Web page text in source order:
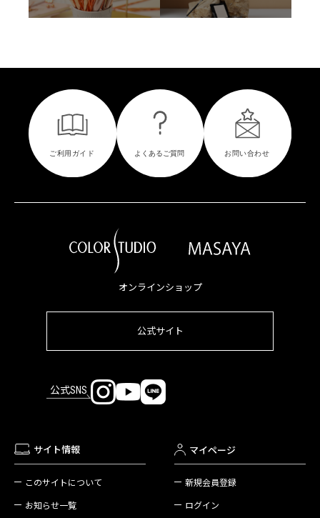
オンラインショップ
公式サイト
公式SNS
サイト情報
このサイトについて
お知らせ一覧
マイページ
新規会員登録
ログイン